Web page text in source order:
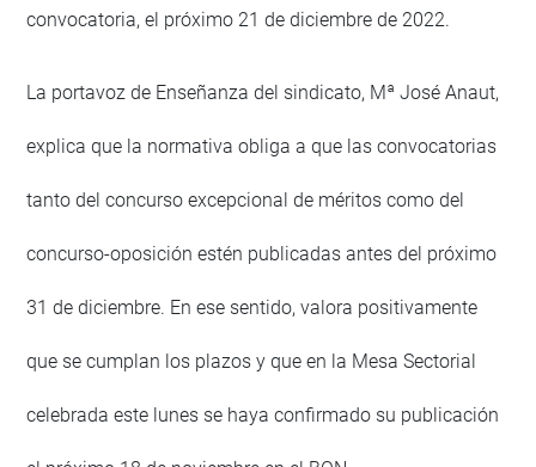
convocatoria, el próximo 21 de diciembre de 2022.
La portavoz de Enseñanza del sindicato, Mª José Anaut,
explica que la normativa obliga a que las convocatorias
tanto del concurso excepcional de méritos como del
concurso-oposición estén publicadas antes del próximo
31 de diciembre. En ese sentido, valora positivamente
que se cumplan los plazos y que en la Mesa Sectorial
celebrada este lunes se haya confirmado su publicación